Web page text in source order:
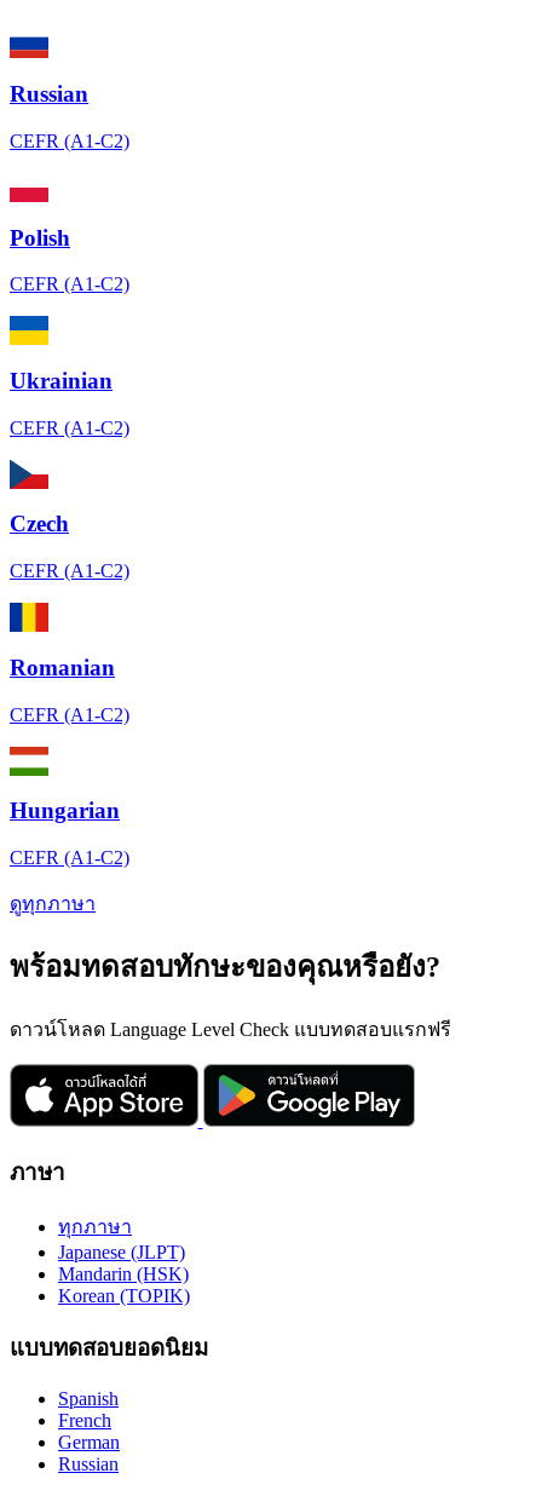
Russian
CEFR (A1-C2)
Polish
CEFR (A1-C2)
Ukrainian
CEFR (A1-C2)
Czech
CEFR (A1-C2)
Romanian
CEFR (A1-C2)
Hungarian
CEFR (A1-C2)
ดูทุกภาษา
พร้อมทดสอบทักษะของคุณหรือยัง?
ดาวน์โหลด Language Level Check แบบทดสอบแรกฟรี
ภาษา
ทุกภาษา
Japanese (JLPT)
Mandarin (HSK)
Korean (TOPIK)
แบบทดสอบยอดนิยม
Spanish
French
German
Russian